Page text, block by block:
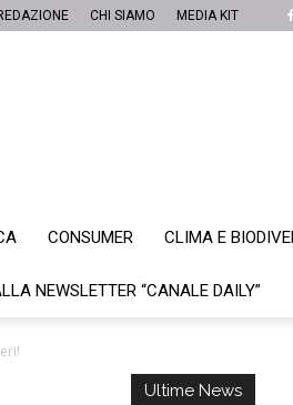
CHI SIAMO MEDIA KIT
CONSUMER CLIMA E
NEWSLETTER “CANALE DAILY”
Ultime News